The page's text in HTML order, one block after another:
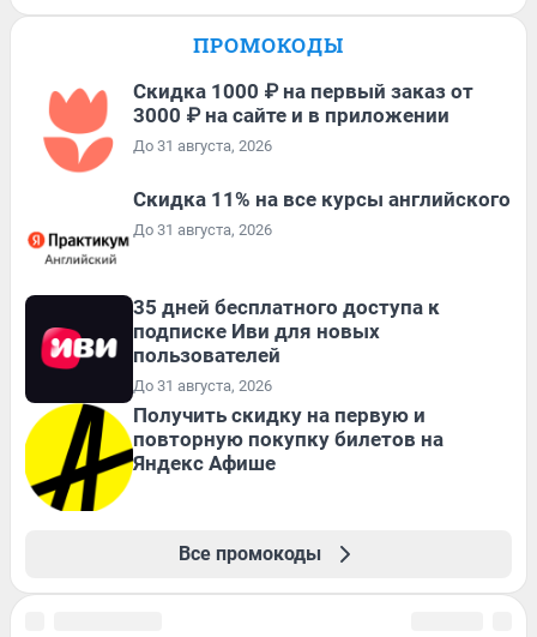
ПРОМОКОДЫ
Скидка 1000 ₽ на первый заказ от
3000 ₽ на сайте и в приложении
До 31 августа, 2026
Скидка 11% на все курсы английского
До 31 августа, 2026
35 дней бесплатного доступа к
подписке Иви для новых
пользователей
До 31 августа, 2026
Получить скидку на первую и
повторную покупку билетов на
Яндекс Афише
Все промокоды